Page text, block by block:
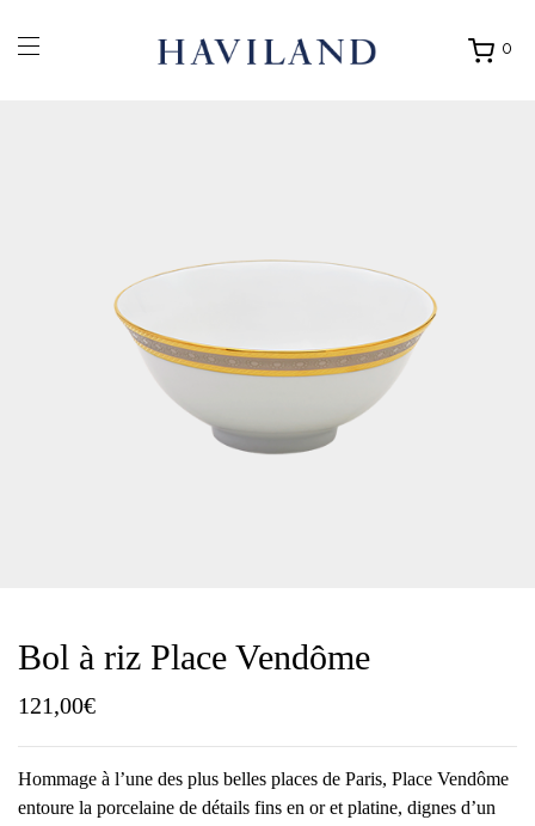
0
Ouvrir
Bol à riz Place Vendôme
121,00€
Hommage à l’une des plus belles places de Paris, Place Vendôme
entoure la porcelaine de détails fins en or et platine, dignes d’un